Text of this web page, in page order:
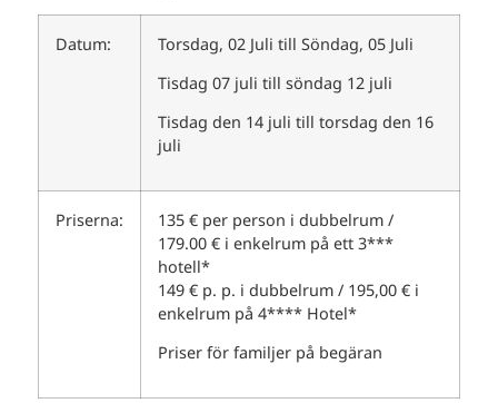
Datum:
Torsdag, 02 Juli till Söndag, 05 Juli
Tisdag 07 juli till söndag 12 juli
Tisdag den 14 juli till torsdag den 16
juli
Priserna:
135 € per person i dubbelrum /
179.00 € i enkelrum på ett 3***
hotell*
149 € p. p. i dubbelrum / 195,00 € i
enkelrum på 4**** Hotel*
Priser för familjer på begäran